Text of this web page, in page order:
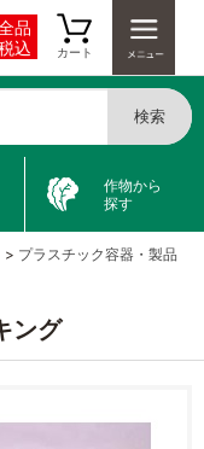
品
込
カート
検索
作物から
探す
> プラスチック容器・製品
ング